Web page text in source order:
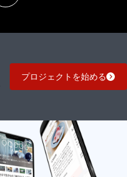
プロジェクトを始める